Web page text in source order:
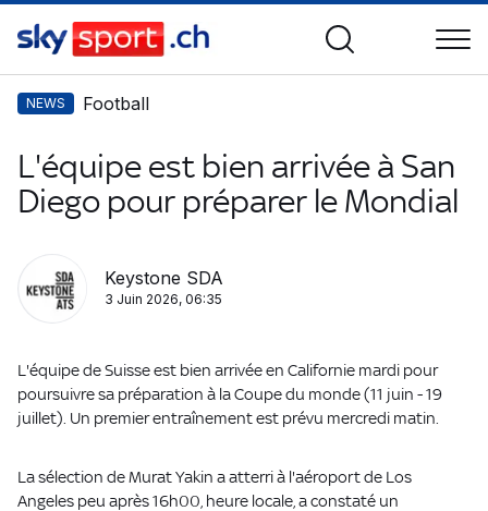
NEWS Football
L'équipe est bien arrivée à San
Diego pour préparer le Mondial
Keystone SDA
3 Juin 2026, 06:35
L'équipe de Suisse est bien arrivée en Californie mardi pour
poursuivre sa préparation à la Coupe du monde (11 juin - 19
juillet). Un premier entraînement est prévu mercredi matin.
La sélection de Murat Yakin a atterri à l'aéroport de Los
Angeles peu après 16h00, heure locale, a constaté un